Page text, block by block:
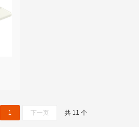
1 下一页 共 11 个